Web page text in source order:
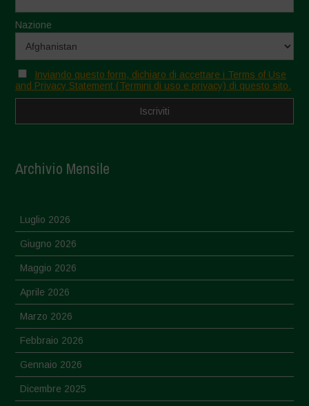
Nazione
Inviando questo form, dichiaro di accettare i Terms of Use
and Privacy Statement (Termini di uso e privacy) di questo sito.
Archivio Mensile
Luglio 2026
Giugno 2026
Maggio 2026
Aprile 2026
Marzo 2026
Febbraio 2026
Gennaio 2026
Dicembre 2025